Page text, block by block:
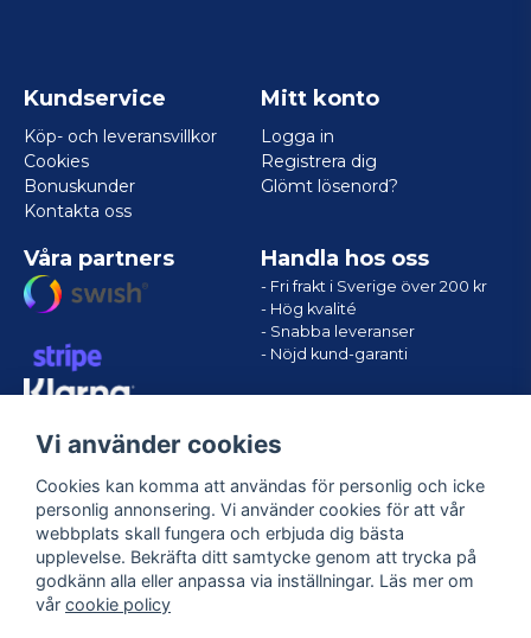
Kundservice
Köp- och leveransvillkor
Cookies
Bonuskunder
Kontakta oss
Mitt konto
Logga in
Registrera dig
Glömt lösenord?
Våra partners Handla hos oss
- Fri frakt i Sverige över 200 kr
- Hög kvalité
- Snabba leveranser
- Nöjd kund-garanti
Följ oss
Vi använder cookies
Cookies kan komma att användas för personlig och icke
personlig annonsering. Vi använder cookies för att vår
webbplats skall fungera och erbjuda dig bästa
upplevelse. Bekräfta ditt samtycke genom att trycka på
godkänn alla eller anpassa via inställningar. Läs mer om
vår cookie policy